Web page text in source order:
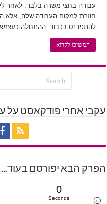
עבודה בחצי משרה בלבד. לאחר
חוזרת למקום העבודה שלה, אלא
להתפרנס בכבוד. ההתחלה
המשיכו לקרוא
עקבי אחרי פודקאסט על
הפרק הבא יפורסם בעוד...
0
Seconds i